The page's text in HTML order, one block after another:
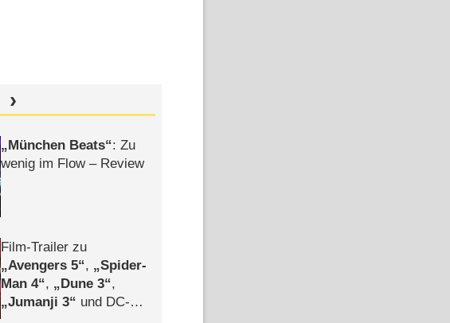
München Beats : Zu
wenig im Flow – Review
Film-Trailer zu
Avengers 5 ,
Spider-
Man 4 , Dune 3 ,
Jumanji 3
und DC-